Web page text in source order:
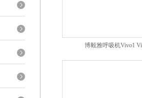
博毅雅呼吸机Vivo1